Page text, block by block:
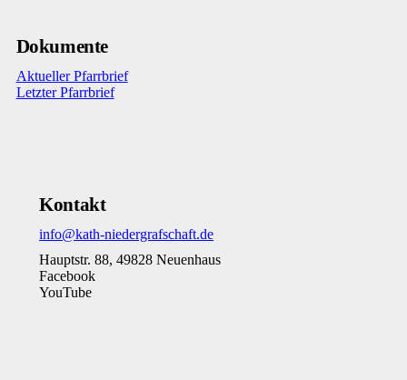
Dokumente
Aktueller Pfarrbrief
Letzter Pfarrbrief
Kontakt
info@kath-niedergrafschaft.de
Hauptstr. 88, 49828 Neuenhaus
Facebook
YouTube